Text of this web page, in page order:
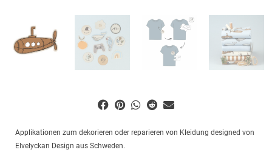
Applikationen zum dekorieren oder reparieren von Kleidung designed von
Elvelyckan Design aus Schweden.